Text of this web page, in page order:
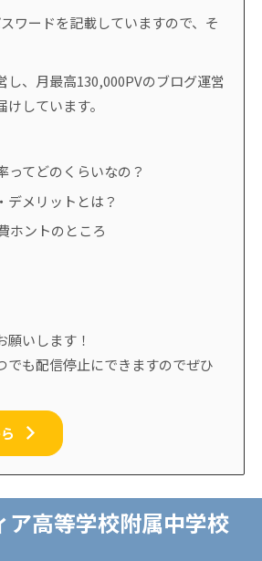
ワードを記載していますので、そ
、月最高130,000PVのブログ運営
しています。
ってどのくらいなの？
デメリットとは？
ホントのところ
願いします！
でも配信停止にできますのでぜひ
高等学校附属中学校